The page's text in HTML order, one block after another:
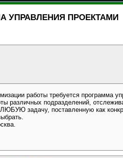
УПРАВЛЕНИЯ ПРОЕКТАМИ
работы требуется программа
различных подразделений,
задачу, поставленную как